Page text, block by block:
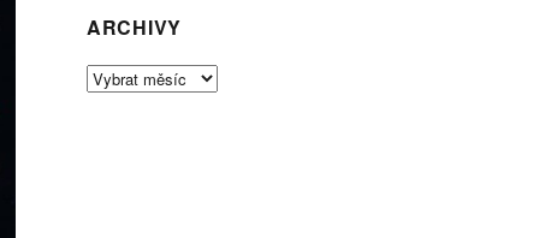
ARCHIVY
Archivy